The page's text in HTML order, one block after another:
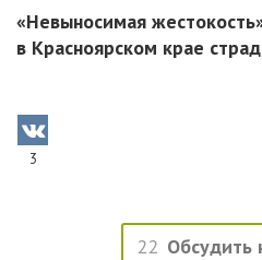
«Невыносимая
в Красноярском крае
3
22 Обсудить